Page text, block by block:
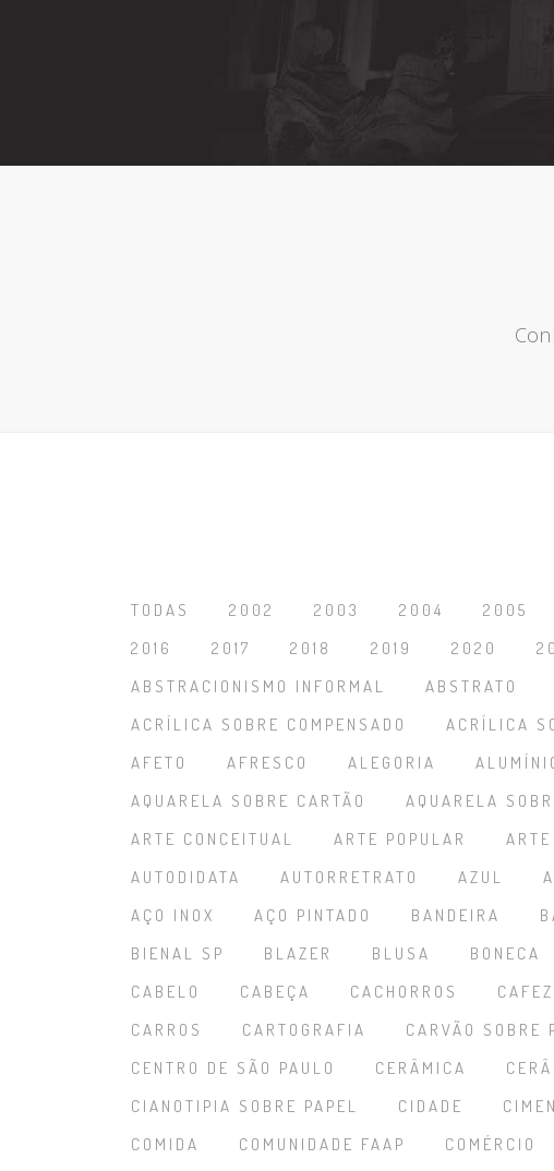
TODAS 2002 2003 2004 2005
2016
2017 2018 2019 2020
ABSTRACIONISMO INFORMAL
ABSTRATO
ACRÍLICA SOBRE COMPENSADO
ACRÍLICA
AFETO
AFRESCO ALEGORIA
AQUARELA SOBRE CARTÃO
AQUARELA
ARTE CONCEITUAL
ARTE POPULAR
AUTODIDATA
AUTORRETRATO AZUL
AÇO INOX
AÇO PINTADO BANDEIRA
BIENAL SP
BLAZER BLUSA BONECA
CABELO
CABEÇA CACHORROS
CARROS
CARTOGRAFIA CARVÃO SOBRE
CENTRO DE SÃO PAULO
CERÂMICA
CIANOTIPIA SOBRE PAPEL
CIDADE
COMIDA
COMUNIDADE FAAP COMÉRCIO